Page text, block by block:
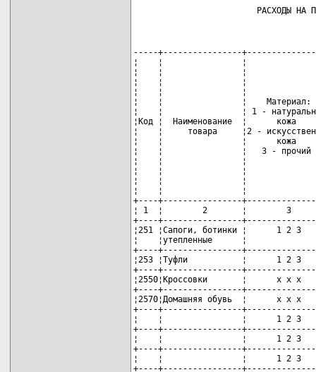
РАСХОДЫ НА
-----+----------------
¦    ¦                ¦
¦    ¦                ¦
¦    ¦                ¦
¦    ¦                ¦                 ¦
¦    ¦                ¦    Материал:
¦    ¦                ¦ 1 - натуральная
¦Код ¦  Наименование  ¦      кожа
¦    ¦     товара     ¦2 -
¦    ¦                ¦      кожа
¦    ¦                ¦   3 - прочий
¦    ¦                ¦
¦    ¦                ¦
¦    ¦                ¦
¦    ¦                ¦
+----+----------------
¦ 1  ¦        2       ¦        3
+----+----------------
¦251 ¦Сапоги, ботинки ¦      1
¦    ¦утепленные      ¦
+----+----------------
¦253 ¦Туфли           ¦      1 2 3
+----+----------------
¦2550¦Кроссовки       ¦      x x
+----+----------------
¦2570¦Домашняя обувь  ¦      x
+----+----------------
¦    ¦                ¦      1 2 3
+----+----------------
¦    ¦                ¦      1 2 3
+----+----------------
¦    ¦                ¦      1 2 3
+----+----------------